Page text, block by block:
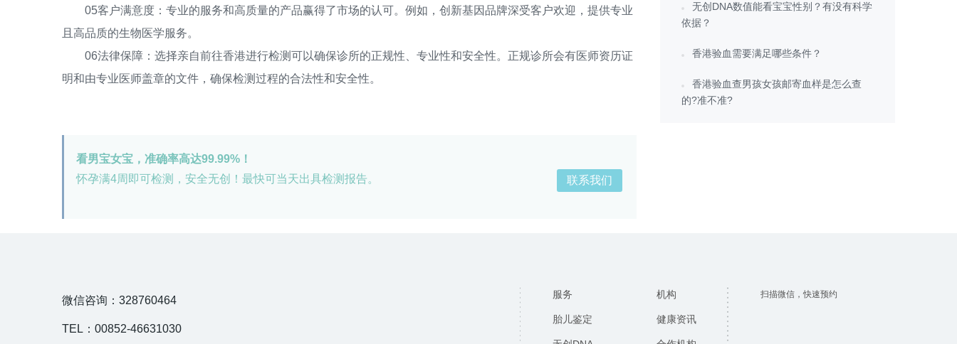
05客户满意度：专业的服务和高质量的产品赢得了市场的认可。例如，创新基因品牌深受客户欢迎，提供专业
且高品质的生物医学服务。
06法律保障：选择亲自前往香港进行检测可以确保诊所的正规性、专业性和安全性。正规诊所会有医师资历证
明和由专业医师盖章的文件，确保检测过程的合法性和安全性。
看男宝女宝，准确率高达99.99%！
怀孕满4周即可检测，安全无创！最快可当天出具检测报告。
联系我们
无创DNA数值能看宝宝性别？有没有科学
依据？
香港验血需要满足哪些条件？
香港验血查男孩女孩邮寄血样是怎么查
的?准不准?
微信咨询：328760464
TEL：00852-46631030
服务
胎儿鉴定
机构
健康资讯
扫描微信，快速预约